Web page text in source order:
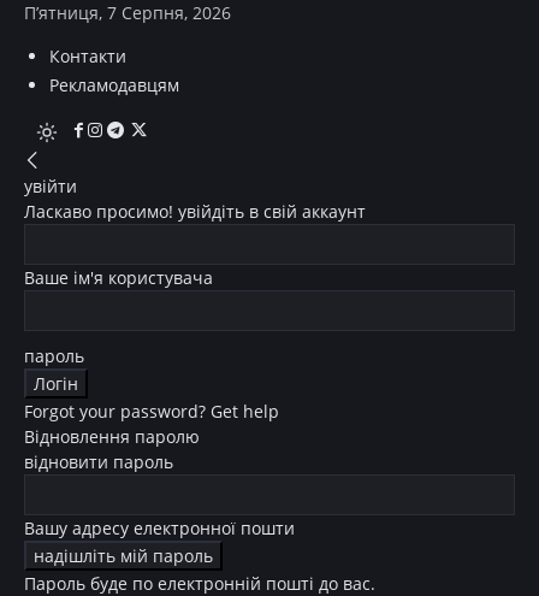
П’ятниця, 7 Серпня, 2026
Контакти
Рекламодавцям
увійти
Ласкаво просимо! увійдіть в свій аккаунт
Ваше ім'я користувача
пароль
Forgot your password? Get help
Відновлення паролю
відновити пароль
Вашу адресу електронної пошти
Пароль буде по електронній пошті до вас.